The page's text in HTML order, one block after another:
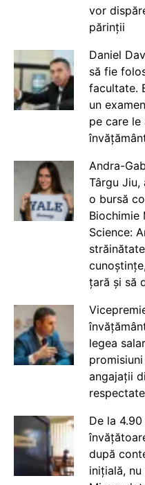
vor
părinții
Daniel
să fie
facultate.
un
pe care le
Andra-
Târgu Jiu,
o bursă
Biochimie
Science:
țară și să
legea
angajații
respectate
De la
după
inițială,